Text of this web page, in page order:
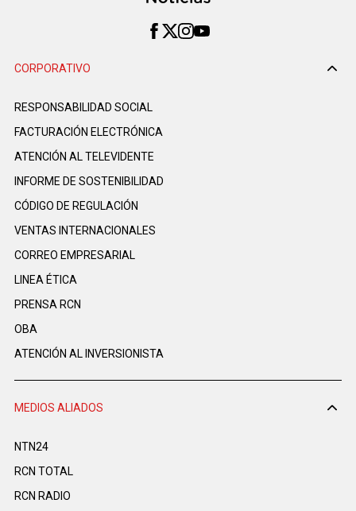
CORPORATIVO
RESPONSABILIDAD SOCIAL
FACTURACIÓN ELECTRÓNICA
ATENCIÓN AL TELEVIDENTE
INFORME DE SOSTENIBILIDAD
CÓDIGO DE REGULACIÓN
VENTAS INTERNACIONALES
CORREO EMPRESARIAL
LINEA ÉTICA
PRENSA RCN
OBA
ATENCIÓN AL INVERSIONISTA
MEDIOS ALIADOS
NTN24
RCN TOTAL
RCN RADIO